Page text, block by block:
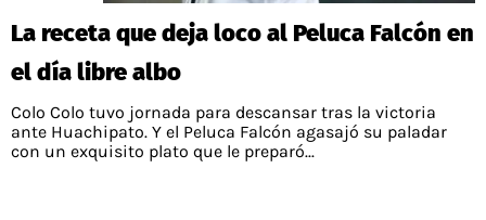
La receta que deja loco al Peluca Falcón en
el día libre albo
Colo Colo tuvo jornada para descansar tras la victoria
ante Huachipato. Y el Peluca Falcón agasajó su paladar
con un exquisito plato que le preparó...